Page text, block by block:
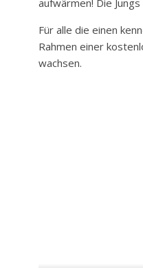
aufwärmen! Die
Für alle die einen
Rahmen einer
wachsen.